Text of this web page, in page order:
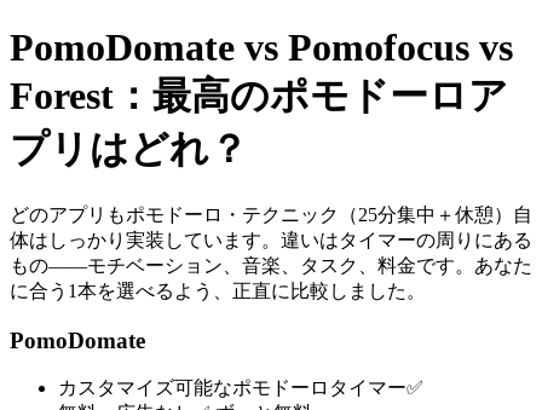
PomoDomate vs Pomofocus vs
Forest：最高のポモドーロア
プリはどれ？
どのアプリもポモドーロ・テクニック（25分集中＋休憩）自
体はしっかり実装しています。違いはタイマーの周りにある
もの——モチベーション、音楽、タスク、料金です。あなた
に合う1本を選べるよう、正直に比較しました。
PomoDomate
カスタマイズ可能なポモドーロタイマー✅